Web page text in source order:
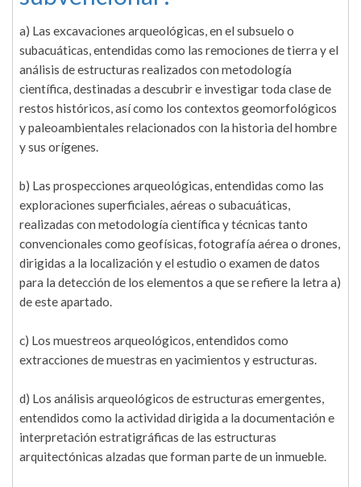
a) Las excavaciones arqueológicas, en el subsuelo o
subacuáticas, entendidas como las remociones de tierra y el
análisis de estructuras realizados con metodología
científica, destinadas a descubrir e investigar toda clase de
restos históricos, así como los contextos geomorfológicos
y paleoambientales relacionados con la historia del hombre
y sus orígenes.
b) Las prospecciones arqueológicas, entendidas como las
exploraciones superficiales, aéreas o subacuáticas,
realizadas con metodología científica y técnicas tanto
convencionales como geofísicas, fotografía aérea o drones,
dirigidas a la localización y el estudio o examen de datos
para la detección de los elementos a que se refiere la letra a)
de este apartado.
c) Los muestreos arqueológicos, entendidos como
extracciones de muestras en yacimientos y estructuras.
d) Los análisis arqueológicos de estructuras emergentes,
entendidos como la actividad dirigida a la documentación e
interpretación estratigráficas de las estructuras
arquitectónicas alzadas que forman parte de un inmueble.